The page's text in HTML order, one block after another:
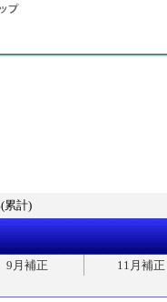
累計)
9月補正
11月補正